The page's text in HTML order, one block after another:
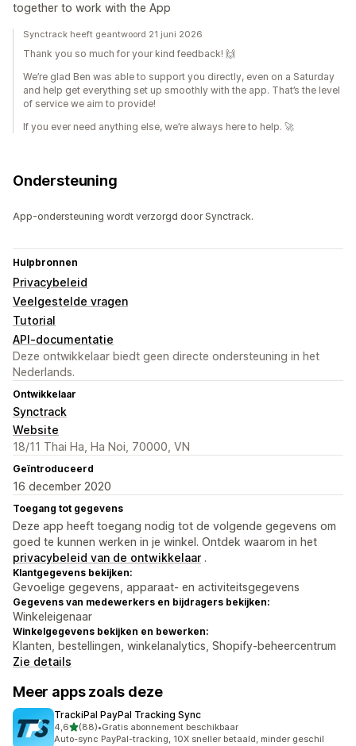
together to work with the App
Synctrack heeft geantwoord 21 juni 2026
Thank you so much for your kind feedback! 🙌
We’re glad Ben was able to support you directly, even on a Saturday
and help get everything set up smoothly with the app. That’s the level
of service we aim to provide!
If you ever need anything else, we’re always here to help. 🚀
Ondersteuning
App-ondersteuning wordt verzorgd door Synctrack.
Hulpbronnen
Privacybeleid
Veelgestelde vragen
Tutorial
API-documentatie
Deze ontwikkelaar biedt geen directe ondersteuning in het
Nederlands.
Ontwikkelaar
Synctrack
Website
18/11 Thai Ha, Ha Noi, 70000, VN
Geïntroduceerd
16 december 2020
Toegang tot gegevens
Deze app heeft toegang nodig tot de volgende gegevens om
goed te kunnen werken in je winkel. Ontdek waarom in het
privacybeleid van de ontwikkelaar .
Klantgegevens bekijken:
Gevoelige gegevens, apparaat- en activiteitsgegevens
Gegevens van medewerkers en bijdragers bekijken:
Winkeleigenaar
Winkelgegevens bekijken en bewerken:
Klanten, bestellingen, winkelanalytics, Shopify-beheercentrum
Zie details
Meer apps zoals deze
TrackiPal PayPal Tracking Sync
4,6van 5 sterren
(88)
88 recensies in totaal
•Gratis abonnement beschikbaar
Auto-sync PayPal-tracking, 10X sneller betaald, minder geschil